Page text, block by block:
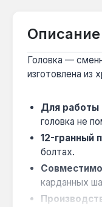
Описание
Головка —
изготовлена из
Для работы
головка не
12-гранный
болтах.
карданных